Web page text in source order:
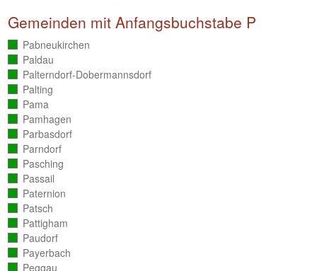
Gemeinden mit Anfangsbuchstabe P
Pabneukirchen
(vollständig
ausgezählt)
Paldau
(vollständig
ausgezählt)
Palterndorf-Dobermannsdorf
(vollständig
ausgezählt)
Palting
(vollständig
ausgezählt)
Pama
(vollständig
ausgezählt)
Pamhagen
(vollständig
ausgezählt)
Parbasdorf
(vollständig
ausgezählt)
Parndorf
(vollständig
ausgezählt)
Pasching
(vollständig
ausgezählt)
Passail
(vollständig
ausgezählt)
Paternion
(vollständig
ausgezählt)
Patsch
(vollständig
ausgezählt)
Pattigham
(vollständig
ausgezählt)
Paudorf
(vollständig
ausgezählt)
Payerbach
(vollständig
ausgezählt)
Peggau